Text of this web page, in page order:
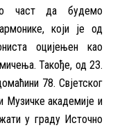
част да будемо
који је од
оцијењен као
Такође, од 23.
78. Свјетског
Музичке академије и
у граду Источно